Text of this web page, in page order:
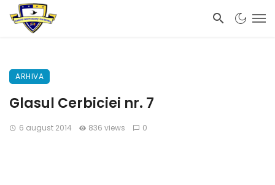
ARHIVA
Glasul Cerbiciei nr. 7
6 august 2014 836 views 0